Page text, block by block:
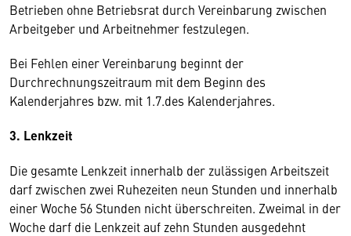
Betrieben ohne Betriebsrat durch Vereinbarung zwischen
Arbeitgeber und Arbeitnehmer festzulegen.
Bei Fehlen einer Vereinbarung beginnt der
Durchrechnungszeitraum mit dem Beginn des
Kalenderjahres bzw. mit 1.7.des Kalenderjahres.
3. Lenkzeit
Die gesamte Lenkzeit innerhalb der zulässigen Arbeitszeit
darf zwischen zwei Ruhezeiten neun Stunden und innerhalb
einer Woche 56 Stunden nicht überschreiten. Zweimal in der
Woche darf die Lenkzeit auf zehn Stunden ausgedehnt